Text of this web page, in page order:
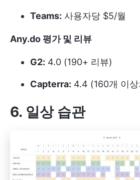
Teams: 사용자당 $5/월
Any.do 평가 및 리뷰
G2: 4.0 (190+ 리뷰)
Capterra: 4.4 (160개 이
6. 일상 습관